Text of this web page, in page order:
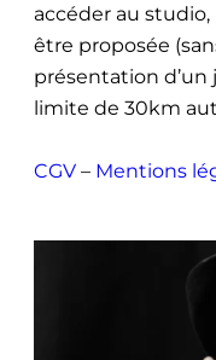
accéder au
être proposée
présentation
limite de 30km
CGV – Mentions